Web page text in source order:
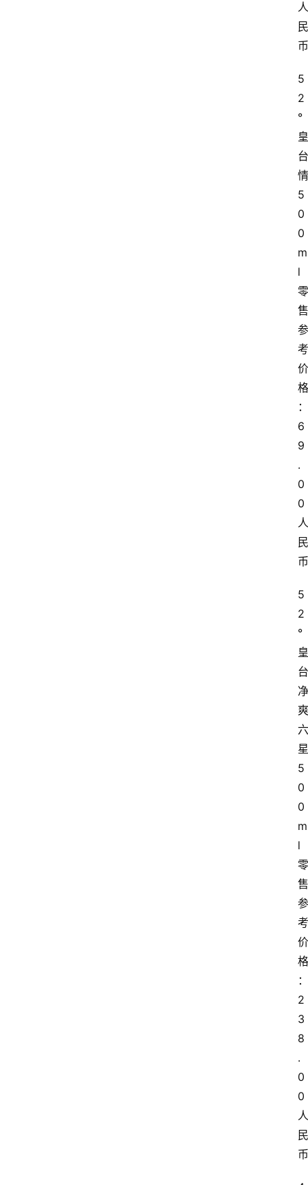
人
民
币
5
2
°
皇
台
情
5
0
0
m
l
零
售
参
考
价
格
：
6
9
.
0
0
人
民
币
5
2
°
皇
台
净
爽
六
星
5
0
0
m
l
零
售
参
考
价
格
：
2
3
8
.
0
0
人
民
币